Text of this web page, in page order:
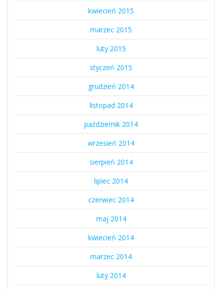
kwiecień 2015
marzec 2015
luty 2015
styczeń 2015
grudzień 2014
listopad 2014
październik 2014
wrzesień 2014
sierpień 2014
lipiec 2014
czerwiec 2014
maj 2014
kwiecień 2014
marzec 2014
luty 2014